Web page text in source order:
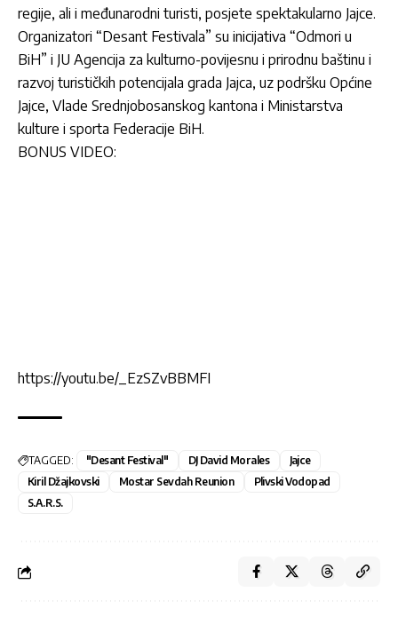
regije, ali i međunarodni turisti, posjete spektakularno Jajce.
Organizatori “Desant Festivala” su inicijativa “Odmori u
BiH” i JU Agencija za kulturno-povijesnu i prirodnu baštinu i
razvoj turističkih potencijala grada Jajca, uz podršku Općine
Jajce, Vlade Srednjobosanskog kantona i Ministarstva
kulture i sporta Federacije BiH.
BONUS VIDEO:
https://youtu.be/_EzSZvBBMFI
TAGGED: "Desant Festival" DJ David Morales
Jajce
Kiril Džajkovski
Mostar Sevdah Reunion
Plivski Vodopad
S.A.R.S.